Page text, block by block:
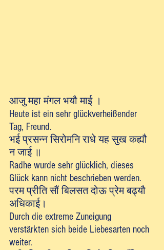
आजु महा मंगल भयौ माई ।
Heute ist ein sehr glückverheißender
Tag, Freund.
भई प्रसन्न सिरोमनि राधे यह सुख कह्यौ
न जाई ॥
Radhe wurde sehr glücklich, dieses
Glück kann nicht beschrieben werden.
परम प्रीति सौं बिलसत दोऊ प्रेम बढ्यौ
अधिकाई।
Durch die extreme Zuneigung
verstärkten sich beide Liebesarten noch
weiter.